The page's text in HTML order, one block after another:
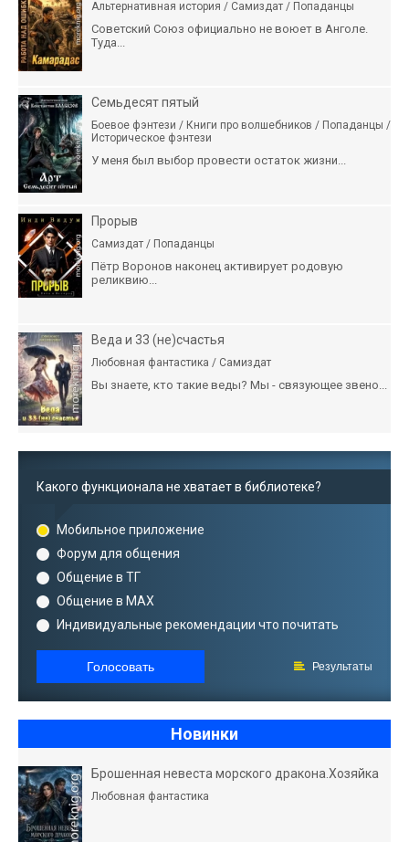
Альтернативная история / Самиздат / Попаданцы
Советский Союз официально не воюет в Анголе.
Туда...
Семьдесят пятый
Боевое фэнтези / Книги про волшебников / Попаданцы /
Историческое фэнтези
У меня был выбор провести остаток жизни...
Прорыв
Самиздат / Попаданцы
Пётр Воронов наконец активирует родовую
реликвию...
Веда и 33 (не)счастья
Любовная фантастика / Самиздат
Вы знаете, кто такие веды? Мы - связующее звено...
Какого функционала не хватает в библиотеке?
Мобильное приложение
Форум для общения
Общение в ТГ
Общение в MAX
Индивидуальные рекомендации что почитать
Голосовать Результаты
Новинки
Брошенная невеста морского дракона.Хозяйка
Любовная фантастика